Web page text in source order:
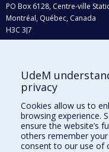
PO Box 6128, Centre-ville
Montréal, Québec, Canada
H3C 3J7
Who does what?
Find us
Site map
Accessibility
UdeM
privacy
Cookies allow us to
browsing experience.
ensure the website’s
others remember
consent to our use of